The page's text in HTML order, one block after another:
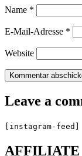
Name *
E-Mail-Adresse *
Website
Leave a
[instagram-feed]
AFFILIATE